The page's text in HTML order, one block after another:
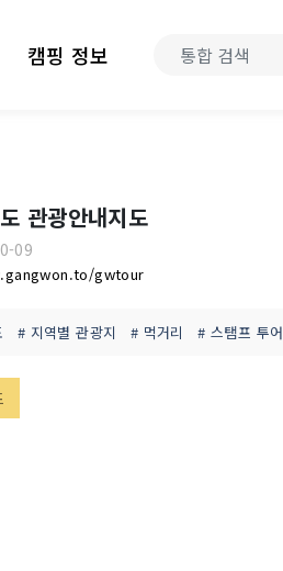
캠핑 정보
관광안내지도
09
gwtour
# 지역별 관광지 # 먹거리 # 스탬프 투어